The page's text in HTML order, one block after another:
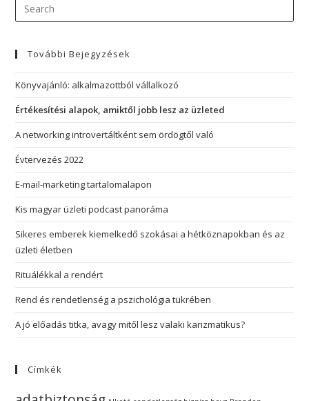
További Bejegyzések
Könyvajánló: alkalmazottból vállalkozó
Értékesítési alapok, amiktől jobb lesz az üzleted
A networking introvertáltként sem ördögtől való
Évtervezés 2022
E-mail-marketing tartalomalapon
Kis magyar üzleti podcast panoráma
Sikeres emberek kiemelkedő szokásai a hétköznapokban és az
üzleti életben
Rituálékkal a rendért
Rend és rendetlenség a pszichológia tükrében
A jó előadás titka, avagy mitől lesz valaki karizmatikus?
Címkék